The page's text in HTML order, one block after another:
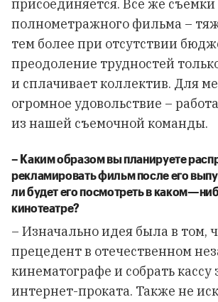
присоединяется. Все же съемки
полнометражного фильма –
тем более при отсутствии
преодоление трудностей
и сплачивает коллектив. Для
огромное удовольствие –
из нашей съемочной команды.
–Какимобразомвыпланируете
рекламироватьфильмпослеего
либудетегопосмотретьвкаком—
кинотеатре?
– Изначально идея была в том,
прецедент в отечественном
кинематографе и собрать кассу
интернет-проката. Также не